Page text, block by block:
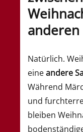
anderen
Natürlich.
eineandere
Während
und
bleiben